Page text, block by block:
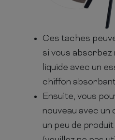
Ces taches
si vous
liquide avec un
chiffon
Ensuite, vous
nouveau avec
un peu de